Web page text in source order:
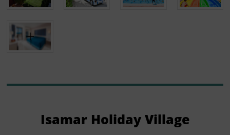
Isamar Holiday Village